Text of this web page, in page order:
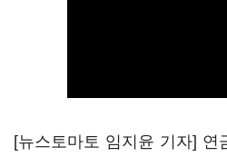
[뉴스토마토 임지윤 기자] 연